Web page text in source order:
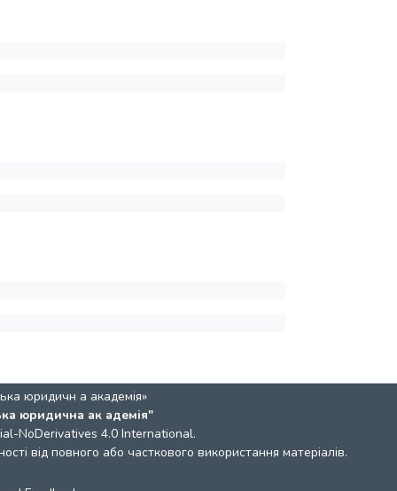
юридичн а академія»
юридична ак адемія"
NoDerivatives 4.0 International.
від повного або часткового використання матеріалів.